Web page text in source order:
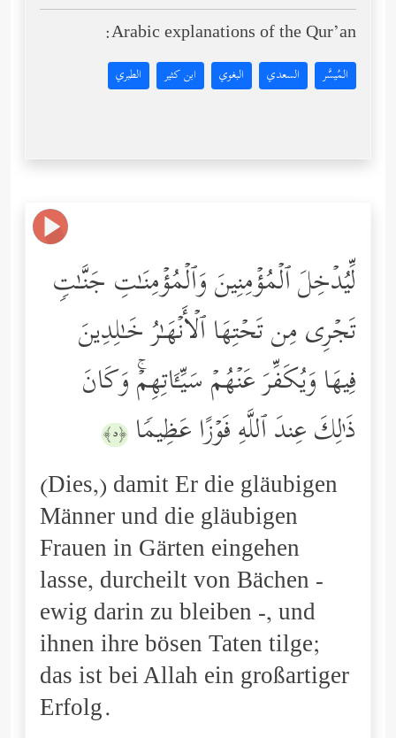
Arabic explanations of the Qur’an:
المُيسَّر السعدي البغوي ابن كثير الطبري
لِّیُدۡخِلَ ٱلۡمُؤۡمِنِینَ وَٱلۡمُؤۡمِنَـٰتِ جَنَّـٰتࣲ
تَجۡرِی مِن تَحۡتِهَا ٱلۡأَنۡهَـٰرُ خَـٰلِدِینَ
فِیهَا وَیُكَفِّرَ عَنۡهُمۡ سَیِّـَٔاتِهِمۡۚ وَكَانَ
ذَ ٰ⁠لِكَ عِندَ ٱللَّهِ فَوۡزًا عَظِیمࣰا ﴿٥﴾
(Dies,) damit Er die gläubigen
Männer und die gläubigen
Frauen in Gärten eingehen
lasse, durcheilt von Bächen -
ewig darin zu bleiben -, und
ihnen ihre bösen Taten tilge;
das ist bei Allah ein großartiger
Erfolg.